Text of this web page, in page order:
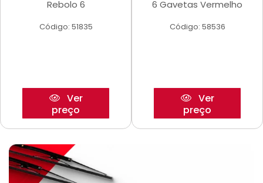
Rebolo 6
Código: 51835
Ver
preço
6 Gavetas Vermelho
Código: 58536
Ver
preço